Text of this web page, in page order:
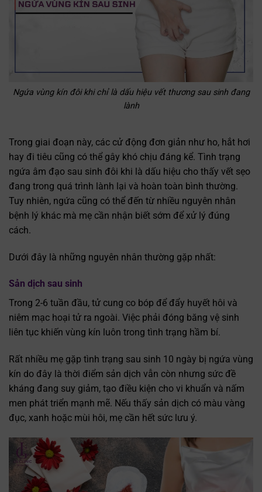
Ngứa vùng kín đôi khi chỉ là dấu hiệu vết thương sau sinh đang
lành
Trong giai đoạn này, các cử động đơn giản như ho, hắt hơi
hay đi tiêu cũng có thể gây khó chịu đáng kể. Tình trạng
ngứa âm đạo sau sinh đôi khi là dấu hiệu cho thấy vết sẹo
đang trong quá trình lành lại và hoàn toàn bình thường.
Tuy nhiên, ngứa cũng có thể đến từ nhiều nguyên nhân
bệnh lý khác mà mẹ cần nhận biết sớm để xử lý đúng
cách.
Dưới đây là những nguyên nhân thường gặp nhất:
Sản dịch sau sinh
Trong 2-6 tuần đầu, tử cung co bóp để đẩy huyết hôi và
niêm mạc hoại tử ra ngoài. Việc phải đóng băng vệ sinh
liên tục khiến vùng kín luôn trong tình trạng hầm bí.
Rất nhiều mẹ gặp tình trạng sau sinh 10 ngày bị ngứa vùng
kín do đây là thời điểm sản dịch vẫn còn nhưng sức đề
kháng đang suy giảm, tạo điều kiện cho vi khuẩn và nấm
men phát triển mạnh mẽ. Nếu thấy sản dịch có màu vàng
đục, xanh hoặc mùi hôi, mẹ cần hết sức lưu ý.